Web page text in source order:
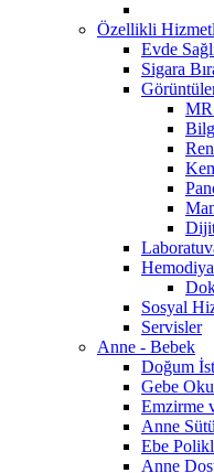
Özellikli
Evde
Sigara
MR
Sosyal
Servisler
Anne - Bebek
Doğum
Gebe
Emzirme
Anne
Ebe
Anne